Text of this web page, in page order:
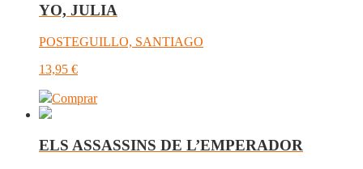
YO, JULIA
POSTEGUILLO, SANTIAGO
13,95 €
Comprar
ELS ASSASSINS DE L’EMPERADOR